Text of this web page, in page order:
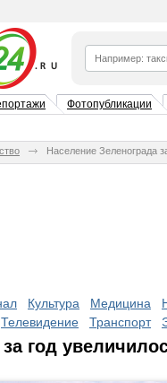
Фотопубликации
Население Зеленограда
Культура Медицина
Телевидение Транспорт
год